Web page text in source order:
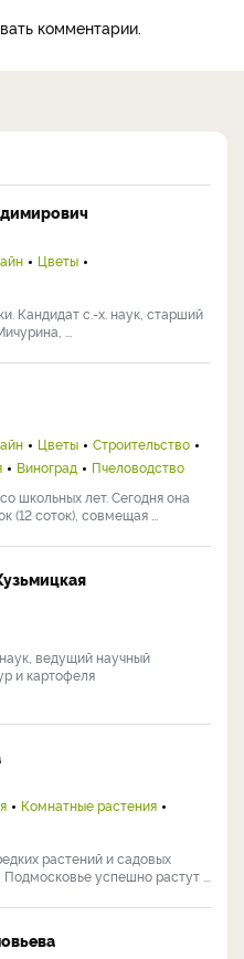
комментарии.
Цветы
Кандидат с.-х. наук, старший
...
Цветы
Строительство
Виноград
Пчеловодство
школьных лет. Сегодня она
(12 соток), совмещая ...
ведущий научный
и картофеля
Комнатные растения
растений и садовых
успешно растут ...